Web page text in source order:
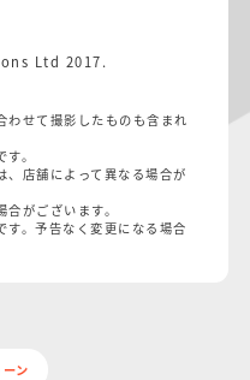
Ltd 2017.
せて撮影したものも含まれ
。
店舗によって異なる場合が
がございます。
。予告なく変更になる場合
ン